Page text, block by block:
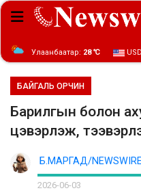
Улаанбаатар: 28 ℃
БАЙГАЛЬ ОРЧИН
Барилгын болон
цэвэрлэж,
Б.МАРГАД/
2026-06-03